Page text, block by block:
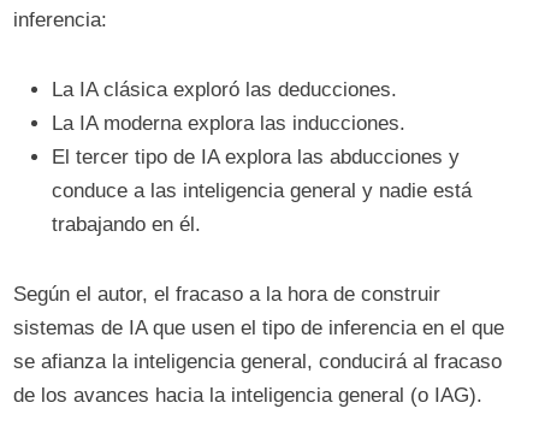
inferencia:
La IA clásica exploró las deducciones.
La IA moderna explora las inducciones.
El tercer tipo de IA explora las abducciones y
conduce a las inteligencia general y nadie está
trabajando en él.
Según el autor, el fracaso a la hora de construir
sistemas de IA que usen el tipo de inferencia en el que
se afianza la inteligencia general, conducirá al fracaso
de los avances hacia la inteligencia general (o IAG).